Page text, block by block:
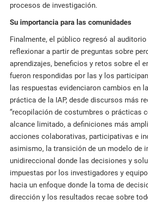
procesos de investigación.
Su importancia para las comunidades
Finalmente, el público regresó al
reflexionar a partir de preguntas sobre
aprendizajes, beneficios y retos sobre el
fueron respondidas por las y los
las respuestas evidenciaron cambios en
práctica de la IAP, desde discursos más
“recopilación de costumbres o prácticas
alcance limitado, a definiciones más
acciones colaborativas, participativas e
asimismo, la transición de un modelo de
unidireccional donde las decisiones y
impuestas por los investigadores y
hacia un enfoque donde la toma de
dirección y los resultados recae sobre